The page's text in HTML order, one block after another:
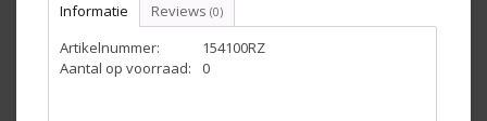
Informatie Reviews (0)
Artikelnummer:
154100RZ
Aantal op voorraad:
0